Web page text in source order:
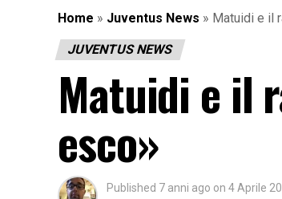
Home » Juventus News » Matuidi e il
JUVENTUS NEWS
Matuidi e il
esco»
Published 7 anni ago on 4 Aprile